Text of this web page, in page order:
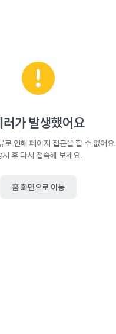
러가 발생했어요
로 인해 페이지 접근을 할 수 없어요.
시 후 다시 접속해 보세요.
홈 화면으로 이동